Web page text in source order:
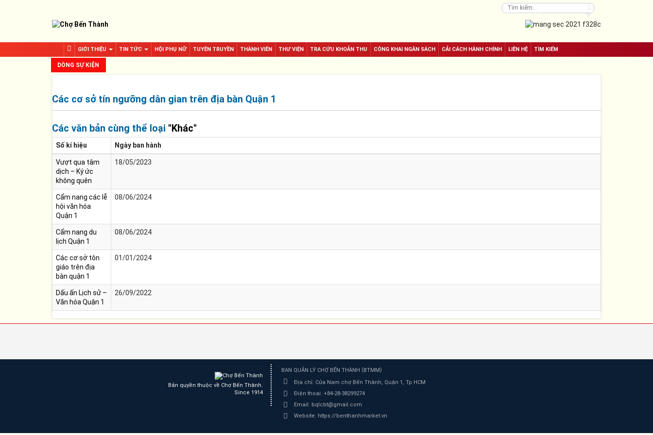
GIỚI THIỆU TIN TỨC HỘI PHỤ NỮ TUYÊN TRUYỀN THÀNH VIÊN THƯ VIỆN TRA CỨU KHOẢN THU CÔNG KHAI NGÂN SÁCH CẢI CÁCH HÀNH CHÍNH LIÊN HỆ TÌM KIẾM
DÒNG SỰ KIỆN
Các cơ sở tín ngưỡng dân gian trên địa bàn Quận 1
Các văn bản cùng thể loại "Khác"
Số kí hiệu Ngày ban hành
Vượt qua tâm
dịch – Ký ức
không quên
18/05/2023
Cẩm nang các lễ
hội văn hóa
Quận 1
08/06/2024
Cẩm nang du
lịch Quận 1
08/06/2024
Các cơ sở tôn
giáo trên địa
bàn quận 1
01/01/2024
Dấu ấn Lịch sử –
Văn hóa Quận 1
26/09/2022
Bản quyền thuộc về Chợ Bến Thành.
Since 1914
BAN QUẢN LÝ CHỢ BẾN THÀNH (BTMM)
Địa chỉ: Cửa Nam chợ Bến Thành, Quận 1, Tp HCM
Điện thoại: +84-28-38299274
Email: bqlcbt@gmail.com
Website: https://benthanhmarket.vn